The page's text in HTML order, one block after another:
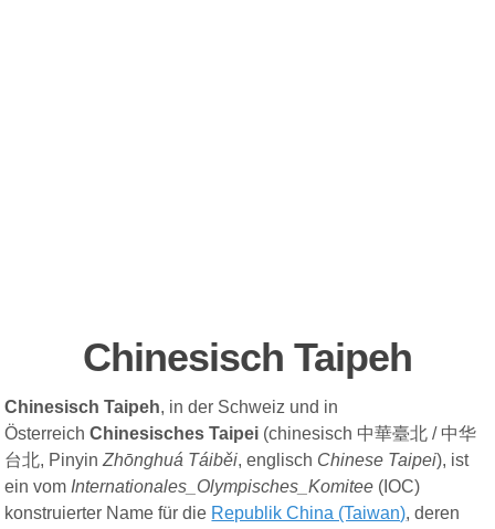
Chinesisch Taipeh
Chinesisch Taipeh, in der Schweiz und in
Österreich Chinesisches Taipei (chinesisch 中華臺北 / 中华
台北, Pinyin Zhōnghuá Táiběi,englisch Chinese Taipei), ist
ein vom Internationales_Olympisches_Komitee (IOC)
konstruierter Name für die Republik China (Taiwan), deren